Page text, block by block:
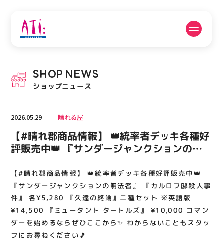
PICK UP NEWS
ピックアップニュース
フロアガイド 営業時間
ACCESS
アクセス・駐車場
RECRUIT
スタッフ募集
関連情報
SHOP NEWS
ショップニュース
2026.05.29 晴れる屋
【#晴れ郡商品情報】 👑統率者デッキ各種好
評販売中👑 『サンダージャンクションの無
『久遠の終端』二種セット ※英語版
¥14,500 『ミュータント タートルズ』
¥10,000 コマンダーを始めるならぜひここ
から✨ わからないこともスタッフにお尋ねく
ださい🎵
【#晴れ郡商品情報】 👑統率者デッキ各種好評販売中👑
『サンダージャンクションの無法者』 『カルロフ邸殺人事
件』 各¥5,280 『久遠の終端』二種セット ※英語版
¥14,500 『ミュータント タートルズ』 ¥10,000 コマン
ダーを始めるならぜひここから✨ わからないこともスタッ
フにお尋ねください🎵